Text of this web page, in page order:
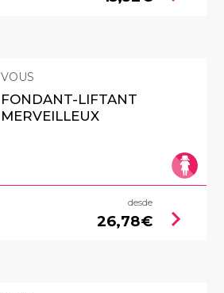
VOUS
FONDANT-LIFTANT
MERVEILLEUX
desde
26,78€ chevron_right